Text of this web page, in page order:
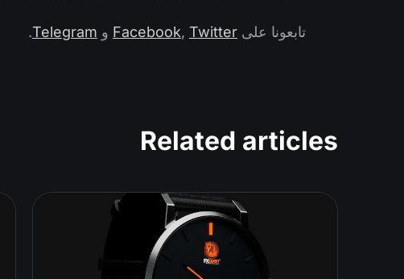
تابعونا على Facebook, Twitter و Telegram
.
Related articles